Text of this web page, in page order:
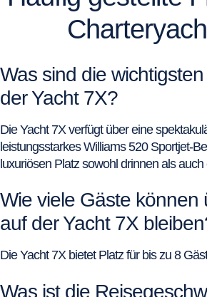
Was sind die
der Yacht 7X?
Die Yacht 7X verfügt über eine
leistungsstarkes Williams 520 Sportjet-
luxuriösen Platz sowohl drinnen als
Wie viele Gäste können
auf der Yacht 7X
Die Yacht 7X bietet Platz für bis zu 8
Was ist die